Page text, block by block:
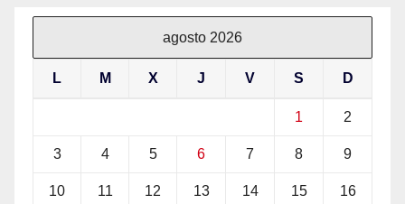
agosto 2026
L M X J V S D
1 2
3 4 5 6 7 8 9
10 11 12 13 14 15 16